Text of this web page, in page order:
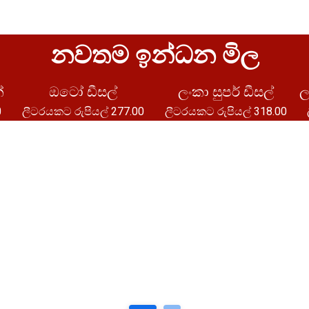
නවතම ඉන්ධන මිල
ඔටෝ ඩීසල්
ලීටරයකට රුපියල් 277.00
ලංකා සුපර් ඩීසල්
ලීටරයකට රුපියල් 318.00
බලාගාර
(මෙගා
ව්‍යාපෘතිය
අතීත ව්‍යාපෘතිය